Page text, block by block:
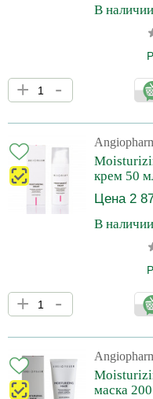
В наличии
Производитель оставляет
изменений в конструкцию и
предварительного
интернет-магазина перед
легкой текстурой,
интенсивно увлажняет и
функции, разглаживает
выравнивает тон кожи,
+ -
крем 50
Цена 2
В наличии
Производитель оставляет
изменений в конструкцию и
предварительного
интернет-магазина перед
легкой текстурой,
интенсивно увлажняет и
функции, разглаживает
выравнивает тон кожи,
+ -
маска